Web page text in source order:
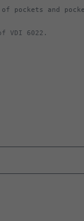
pockets and
VDI 6022.